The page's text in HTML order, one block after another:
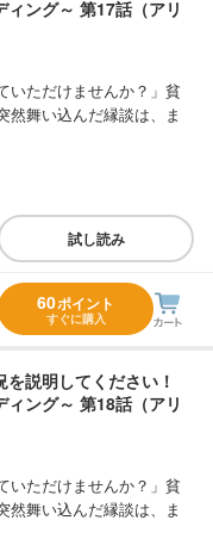
ィング～ 第17話（アリ
いただけませんか？」貧
然舞い込んだ縁談は、ま
試し読み
60ポイント
すぐに購入
を説明してください！
ィング～ 第18話（アリ
いただけませんか？」貧
然舞い込んだ縁談は、ま